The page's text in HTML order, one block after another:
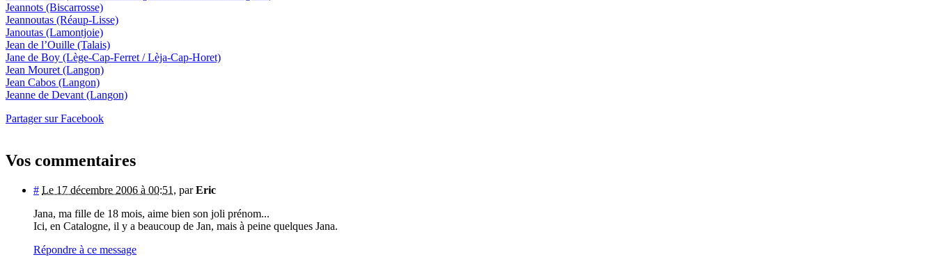
Jeannots (Biscarrosse)
Jeannoutas (Réaup-Lisse)
Janoutas (Lamontjoie)
Jean de l’Ouille (Talais)
Jane de Boy (Lège-Cap-Ferret / Lèja-Cap-Horet)
Jean Mouret (Langon)
Jean Cabos (Langon)
Jeanne de Devant (Langon)
Partager sur Facebook
Vos commentaires
# Le 17 décembre 2006 à 00:51 , parEric
Jana, ma fille de 18 mois, aime bien son joli prénom...
Ici, en Catalogne, il y a beaucoup de Jan, mais à peine quelques Jana.
Répondre à ce message